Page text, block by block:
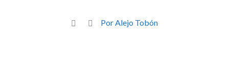
Por Alejo Tobón